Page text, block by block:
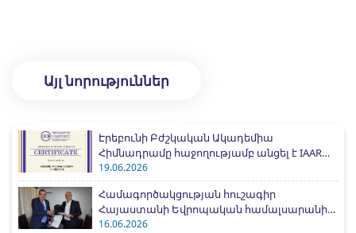
Այլ նորություններ
Էրեբունի Բժշկական Ակադեմիա
Հիմնադրամը հաջողությամբ անցել է IAAR
միջազգային հավատարմագրման
գործընթացը
19.06.2026
Համագործակցության հուշագիր
Հայաստանի Եվրոպական համալսարանի
հետ
16.06.2026